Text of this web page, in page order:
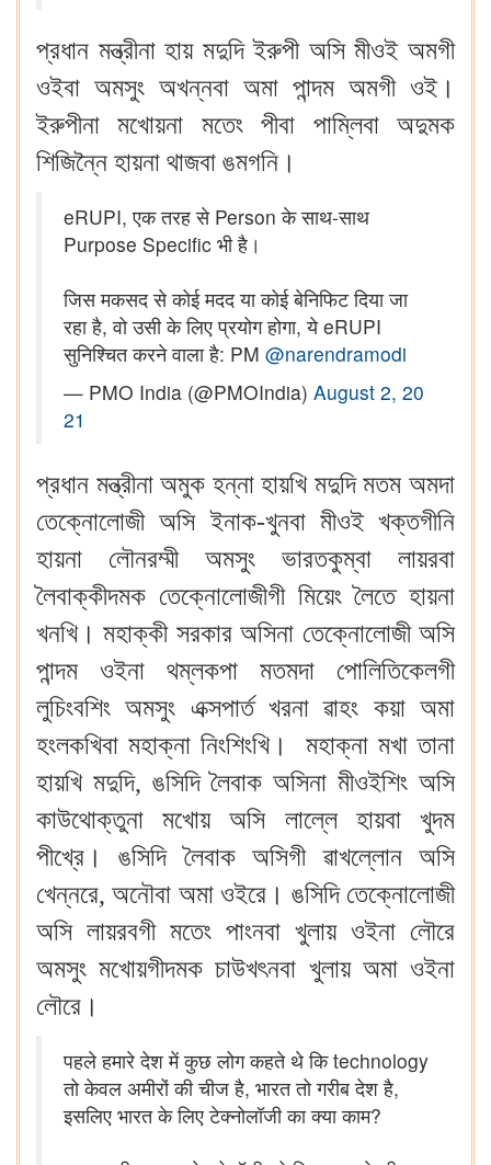
প্রধান মন্ত্রীনা হায় মদুদি ইরুপী অসি মীওই অমগী
ওইবা অমসুং অখন্নবা অমা পান্দম অমগী ওই।
ইরুপীনা মখোয়না মতেং পীবা পাম্লিবা অদুমক
শিজিন্নৈ হায়না থাজবা ঙমগনি।
eRUPI, एक तरह से Person के साथ-साथ
Purpose Specific भी है।
जिस मकसद से कोई मदद या कोई बेनिफिट दिया जा
रहा है, वो उसी के लिए प्रयोग होगा, ये eRUPI
सुनिश्चित करने वाला है: PM @narendramodi
— PMO India (@PMOIndia) August 2, 20
21
প্রধান মন্ত্রীনা অমুক হন্না হায়খি মদুদি মতম অমদা
তেক্নোলোজী অসি ইনাক-খুনবা মীওই খক্তগীনি
হায়না লৌনরম্মী অমসুং ভারতকুম্বা লায়রবা
লৈবাক্কীদমক তেক্নোলোজীগী মিয়েং লৈতে হায়না
খনখি। মহাক্কী সরকার অসিনা তেক্নোলোজী অসি
পান্দম ওইনা থম্লকপা মতমদা পোলিতিকেলগী
লুচিংবশিং অমসুং এক্সপার্ত খরনা ৱাহং কয়া অমা
হংলকখিবা মহাক্না নিংশিংখি। মহাক্না মখা তানা
হায়খি মদুদি, ঙসিদি লৈবাক অসিনা মীওইশিং অসি
কাউথোক্তুনা মখোয় অসি লাল্লে হায়বা খুদম
পীখ্রে। ঙসিদি লৈবাক অসিগী ৱাখল্লোন অসি
খেন্নরে, অনৌবা অমা ওইরে। ঙসিদি তেক্নোলোজী
অসি লায়রবগী মতেং পাংনবা খুলায় ওইনা লৌরে
অমসুং মখোয়গীদমক চাউখৎনবা খুলায় অমা ওইনা
লৌরে।
पहले हमारे देश में कुछ लोग कहते थे कि technology
तो केवल अमीरों की चीज है, भारत तो गरीब देश है,
इसलिए भारत के लिए टेक्नोलॉजी का क्या काम?